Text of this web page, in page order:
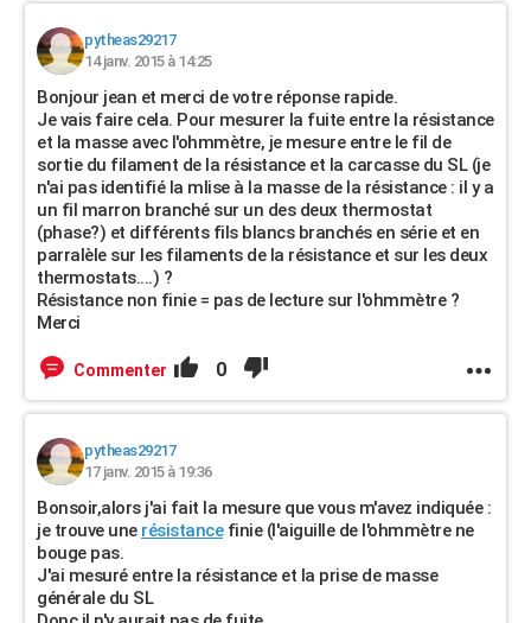
pytheas29217
14 janv. 2015 à 14:25
Bonjour jean et merci de votre réponse rapide.
Je vais faire cela. Pour mesurer la fuite entre la résistance
et la masse avec l'ohmmètre, je mesure entre le fil de
sortie du filament de la résistance et la carcasse du SL (je
n'ai pas identifié la mlise à la masse de la résistance : il y a
un fil marron branché sur un des deux thermostat
(phase?) et différents fils blancs branchés en série et en
parralèle sur les filaments de la résistance et sur les deux
thermostats....) ?
Résistance non finie = pas de lecture sur l'ohmmètre ?
Merci
Commenter 0
pytheas29217
17 janv. 2015 à 19:36
Bonsoir,alors j'ai fait la mesure que vous m'avez indiquée :
je trouve une résistancefinie (l'aiguille de l'ohmmètre ne
bouge pas.
J'ai mesuré entre la résistance et la prise de masse
générale du SL